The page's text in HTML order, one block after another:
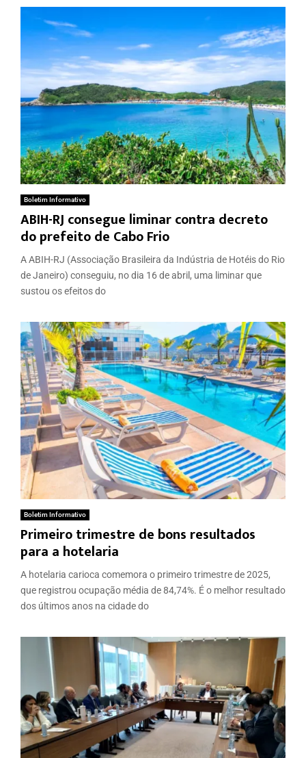
Boletim Informativo
ABIH-RJ consegue liminar contra decreto
do prefeito de Cabo Frio
A ABIH-RJ (Associação Brasileira da Indústria de Hotéis do Rio
de Janeiro) conseguiu, no dia 16 de abril, uma liminar que
sustou os efeitos do
Boletim Informativo
Primeiro trimestre de bons resultados
para a hotelaria
A hotelaria carioca comemora o primeiro trimestre de 2025,
que registrou ocupação média de 84,74%. É o melhor resultado
dos últimos anos na cidade do